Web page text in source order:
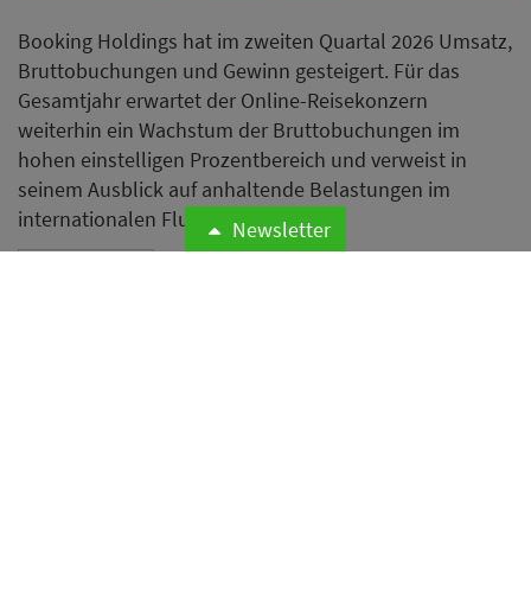
Booking Holdings hat im zweiten Quartal 2026 Umsatz,
Bruttobuchungen und Gewinn gesteigert. Für das
Gesamtjahr erwartet der Online-Reisekonzern
weiterhin ein Wachstum der Bruttobuchungen im
hohen einstelligen Prozentbereich und verweist in
seinem Ausblick auf anhaltende Belastungen im
internationalen Flugverkehr.Newsletter